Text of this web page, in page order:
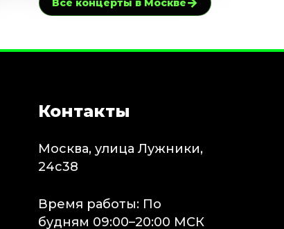
Все концерты в Москве
Контакты
Москва, улица Лужники,
24с38
Время работы: По
будням 09:00–20:00 МСК